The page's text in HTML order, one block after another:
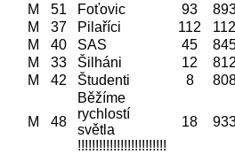
M 51 Foťovic 93
M 37 Pilaříci 112
112
M 40 SAS 45
M 33 Šilháni 12
M 42 Študenti 8
M 48
Běžíme
rychlostí
světla
!!!!!!!!!!!!!!!!!!!!!!!!!!!!
18